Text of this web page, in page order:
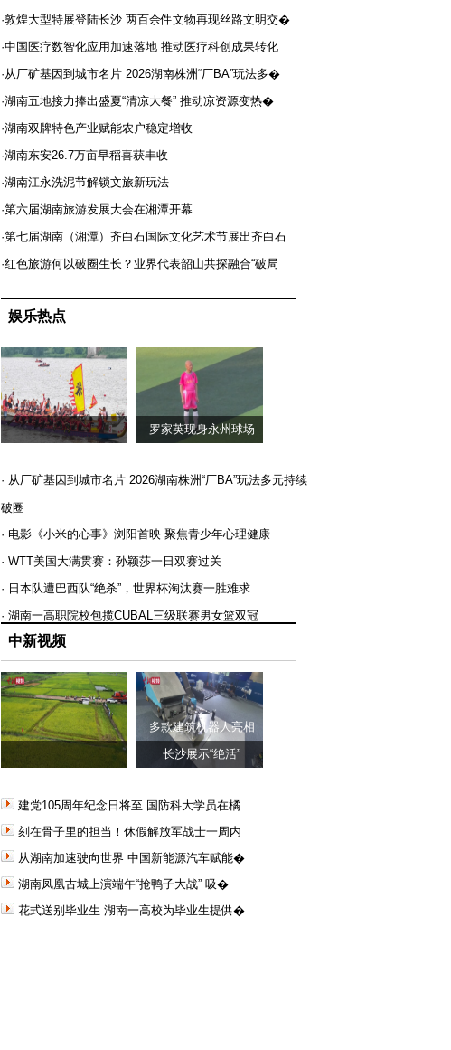
·敦煌大型特展登陆长沙 两百余件文物再现丝路文明交�
·中国医疗数智化应用加速落地 推动医疗科创成果转化
·从厂矿基因到城市名片 2026湖南株洲“厂BA”玩法多�
·湖南五地接力捧出盛夏“清凉大餐” 推动凉资源变热�
·湖南双牌特色产业赋能农户稳定增收
·湖南东安26.7万亩早稻喜获丰收
·湖南江永洗泥节解锁文旅新玩法
·第六届湖南旅游发展大会在湘潭开幕
·第七届湖南（湘潭）齐白石国际文化艺术节展出齐白石
·红色旅游何以破圈生长？业界代表韶山共探融合“破局
娱乐热点
罗家英现身永州球场
· 从厂矿基因到城市名片 2026湖南株洲“厂BA”玩法多元持续
破圈
· 电影《小米的心事》浏阳首映 聚焦青少年心理健康
· WTT美国大满贯赛：孙颖莎一日双赛过关
· 日本队遭巴西队“绝杀”，世界杯淘汰赛一胜难求
· 湖南一高职院校包揽CUBAL三级联赛男女篮双冠
中新视频
多款建筑机器人亮相
长沙展示“绝活”
建党105周年纪念日将至 国防科大学员在橘
刻在骨子里的担当！休假解放军战士一周内
从湖南加速驶向世界 中国新能源汽车赋能�
湖南凤凰古城上演端午“抢鸭子大战” 吸�
花式送别毕业生 湖南一高校为毕业生提供�